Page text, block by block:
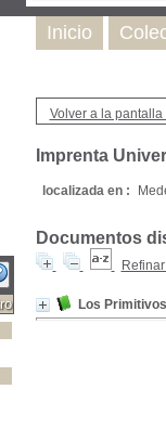
Volver a la pantalla
Imprenta
localizada en :
Documentos
Los
Inicio